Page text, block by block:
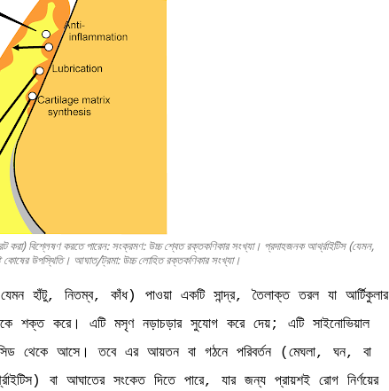
করা) বিশ্লেষণ করতে পারেন: সংক্রমণ: উচ্চ শ্বেত রক্তকণিকার সংখ্যা। প্রদাহজনক আর্থ্রাইটিস (যেমন,
কোষের উপস্থিতি। আঘাত/ট্রমা: উচ্চ লোহিত রক্তকণিকার সংখ্যা।
হাঁটু, নিতম্ব, কাঁধ) পাওয়া একটি সান্দ্র, তৈলাক্ত তরল যা আর্টিকুলার
শক্ত করে। এটি মসৃণ নড়াচড়ার সুযোগ করে দেয়; এটি সাইনোভিয়াল
থেকে আসে। তবে এর আয়তন বা গঠনে পরিবর্তন (মেঘলা, ঘন, বা
বা আঘাতের সংকেত দিতে পারে, যার জন্য প্রায়শই রোগ নির্ণয়ের